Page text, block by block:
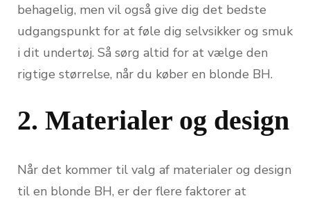
behagelig, men vil også give dig det bedste
udgangspunkt for at føle dig selvsikker og smuk
i dit undertøj. Så sørg altid for at vælge den
rigtige størrelse, når du køber en blonde BH.
2. Materialer og design
Når det kommer til valg af materialer og design
til en blonde BH, er der flere faktorer at